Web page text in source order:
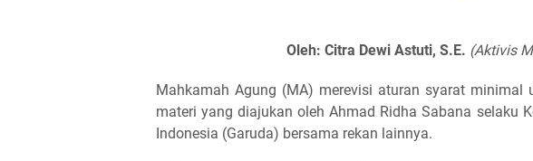
Oleh: Citra Dewi Astuti, S.E. (Aktivis
Mahkamah Agung (MA) merevisi aturan syarat minimal
materi yang diajukan oleh Ahmad Ridha Sabana selaku
Indonesia (Garuda) bersama rekan lainnya.